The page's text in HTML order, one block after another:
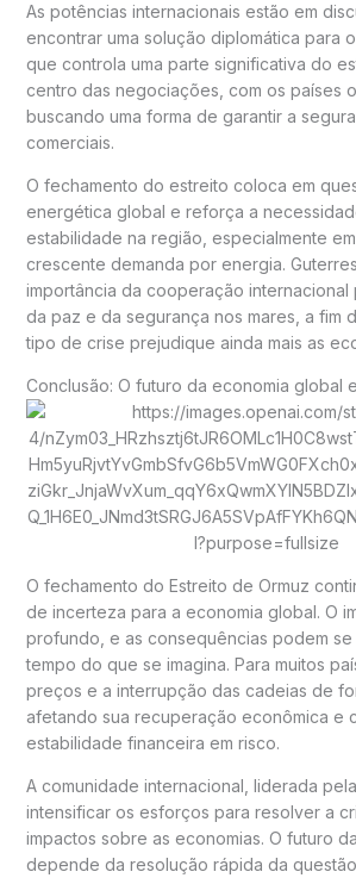
As potências internacionais estão em
encontrar uma solução diplomática para o
que controla uma parte significativa do
centro das negociações, com os países
buscando uma forma de garantir a
comerciais.
O fechamento do estreito coloca em
energética global e reforça a
estabilidade na região, especialmente
crescente demanda por energia.
importância da cooperação internacional
da paz e da segurança nos mares, a fim
tipo de crise prejudique ainda mais as
Conclusão: O futuro da economia global
O fechamento do Estreito de Ormuz
de incerteza para a economia global. O
profundo, e as consequências podem
tempo do que se imagina. Para muitos
preços e a interrupção das cadeias de
afetando sua recuperação econômica e
estabilidade financeira em risco.
A comunidade internacional, liderada
intensificar os esforços para resolver a
impactos sobre as economias. O futuro
depende da resolução rápida da